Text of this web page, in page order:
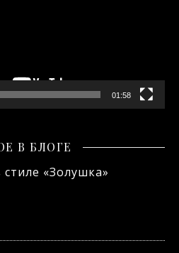
01:58
В БЛОГЕ
«Золушка»